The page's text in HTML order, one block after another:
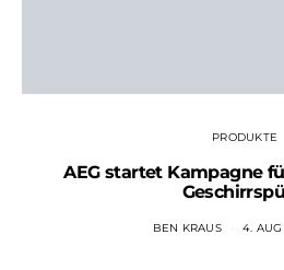
PRODUKTE
AEG startet Kampagne
BEN KRAUS 4.